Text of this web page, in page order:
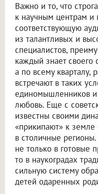
Важно и то, что
к научным центрам и
соответствующую
из талантливых и
специалистов,
каждый знает своего
а по всему кварталу,
встречают в таких
единомышленников
любовь. Еще с
известны своими
«прикипают» к земле
в столичные
не только в готовые
то в наукоградах
сильную систему
детей одаренных